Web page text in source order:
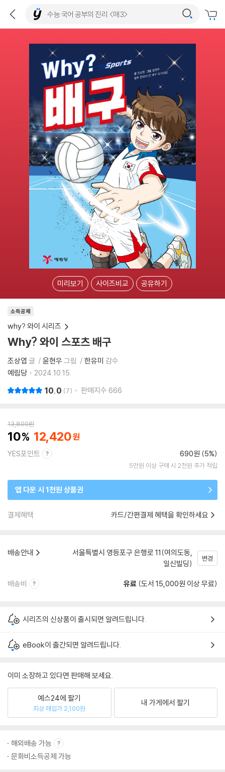
미리보기 사이즈비교 공유하기
소득공제
why? 와이 시리즈
Why? 와이 스포츠 배구
조상엽 글 윤현우 그림 한유미 감수
예림당
2024.10.15.
10.0 7 판매지수 666
13,800원
10 12,420
YES포인트 690원 (5%)
5만원 이상 구매 시 2천원 추가 적립
앱 다운 시 1천원 상품권
결제혜택 카드/간편결제 혜택을 확인하세요
배송안내
서울특별시 영등포구 은행로 11(여의도동,
일신빌딩)
변경
배송비 유료 (도서 15,000원 이상 무료)
시리즈의 신상품이 출시되면 알려드립니다.
eBook이 출간되면 알려드립니다.
이미 소장하고 있다면 판매해 보세요.
예스24에 팔기
최상 매입가 2,100원
내 가게에서 팔기
해외배송 가능
문화비소득공제 가능